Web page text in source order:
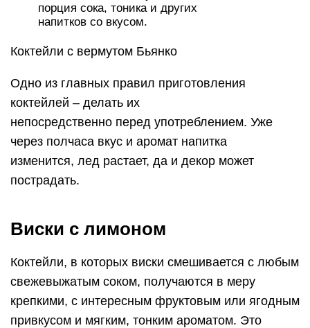
порция сока, тоника и других
напитков со вкусом.
Коктейли с вермутом Бьянко
Одно из главных правил приготовления
коктейлей – делать их
непосредственно перед употреблением. Уже
через полчаса вкус и аромат напитка
изменится, лед растает, да и декор может
пострадать.
Виски с лимоном
Коктейли, в которых виски смешивается с любым
свежевыжатым соком, получаются в меру
крепкими, с интересным фруктовым или ягодным
привкусом и мягким, тонким ароматом. Это